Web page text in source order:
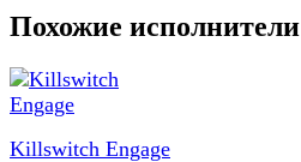
Похожие исполнители
Killswitch Engage